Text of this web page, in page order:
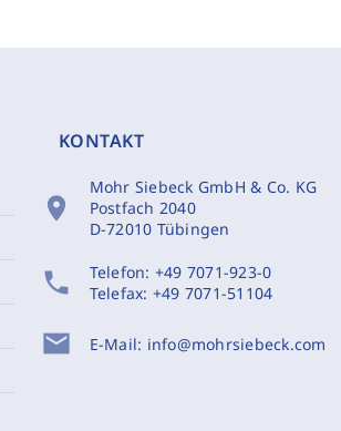
KONTAKT
location_on
Mohr Siebeck GmbH & Co. KG
Postfach 2040
D-72010 Tübingen
phone Telefon: +49 7071-923-0
Telefax: +49 7071-51104
mail E-Mail: info@mohrsiebeck.com